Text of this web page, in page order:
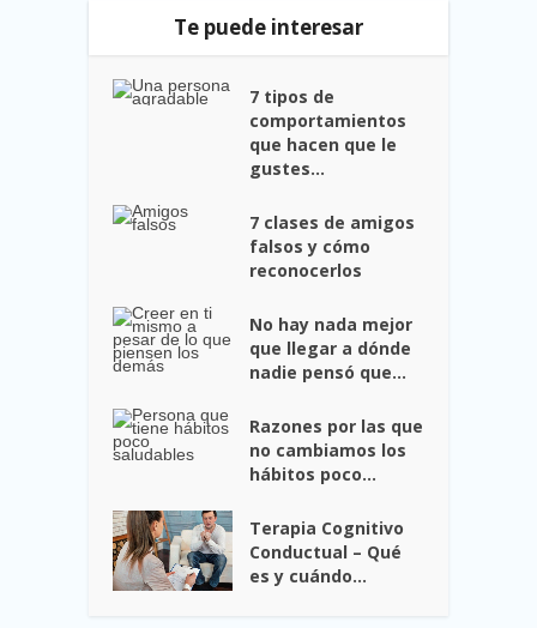
Te puede interesar
7 tipos de
comportamientos
que hacen que le
gustes...
7 clases de amigos
falsos y cómo
reconocerlos
No hay nada mejor
que llegar a dónde
nadie pensó que...
Razones por las que
no cambiamos los
hábitos poco...
Terapia Cognitivo
Conductual – Qué
es y cuándo...